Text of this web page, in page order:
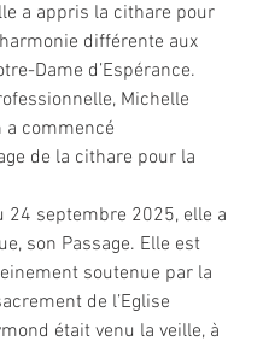
a appris la cithare pour
différente aux
Dame d’Espérance.
Michelle
a commencé
de la cithare pour la
24 septembre 2025, elle a
son Passage. Elle est
soutenue par la
de l’Eglise
était venu la veille, à